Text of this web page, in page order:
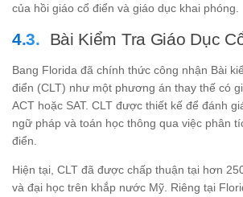
của hồi giáo cổ điển và giáo dục khai phóng.
Bài Kiểm Tra Giáo Dục
Bang Florida đã chính thức công nhận Bài
điển (CLT) như một phương án thay thế có
ACT hoặc SAT. CLT được thiết kế để đánh
ngữ pháp và toán học thông qua việc phân
điển.
Hiện tại, CLT đã được chấp thuận tại hơn
và đại học trên khắp nước Mỹ. Riêng tại